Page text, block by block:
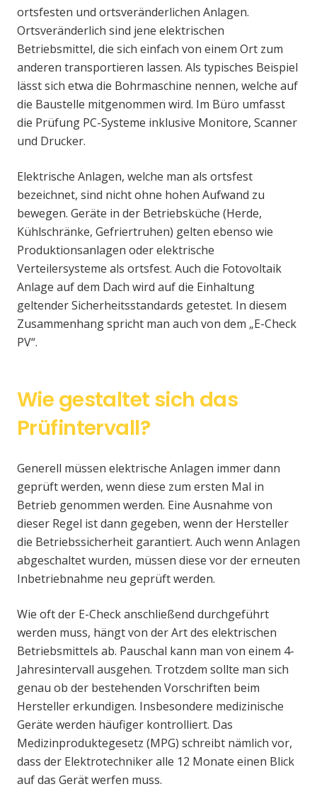
ortsfesten und ortsveränderlichen Anlagen.
Ortsveränderlich sind jene elektrischen
Betriebsmittel, die sich einfach von einem Ort zum
anderen transportieren lassen. Als typisches Beispiel
lässt sich etwa die Bohrmaschine nennen, welche auf
die Baustelle mitgenommen wird. Im Büro umfasst
die Prüfung PC-Systeme inklusive Monitore, Scanner
und Drucker.
Elektrische Anlagen, welche man als ortsfest
bezeichnet, sind nicht ohne hohen Aufwand zu
bewegen. Geräte in der Betriebsküche (Herde,
Kühlschränke, Gefriertruhen) gelten ebenso wie
Produktionsanlagen oder elektrische
Verteilersysteme als ortsfest. Auch die Fotovoltaik
Anlage auf dem Dach wird auf die Einhaltung
geltender Sicherheitsstandards getestet. In diesem
Zusammenhang spricht man auch von dem „E-Check
PV“.
Wie gestaltet sich das
Prüfintervall?
Generell müssen elektrische Anlagen immer dann
geprüft werden, wenn diese zum ersten Mal in
Betrieb genommen werden. Eine Ausnahme von
dieser Regel ist dann gegeben, wenn der Hersteller
die Betriebssicherheit garantiert. Auch wenn Anlagen
abgeschaltet wurden, müssen diese vor der erneuten
Inbetriebnahme neu geprüft werden.
Wie oft der E-Check anschließend durchgeführt
werden muss, hängt von der Art des elektrischen
Betriebsmittels ab. Pauschal kann man von einem 4-
Jahresintervall ausgehen. Trotzdem sollte man sich
genau ob der bestehenden Vorschriften beim
Hersteller erkundigen. Insbesondere medizinische
Geräte werden häufiger kontrolliert. Das
Medizinproduktegesetz (MPG) schreibt nämlich vor,
dass der Elektrotechniker alle 12 Monate einen Blick
auf das Gerät werfen muss.